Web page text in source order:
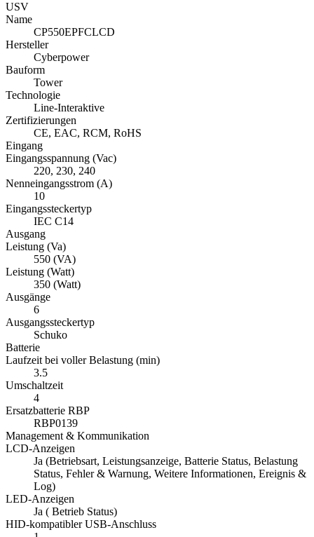
USV
Name
CP550EPFCLCD
Hersteller
Cyberpower
Bauform
Tower
Technologie
Line-Interaktive
Zertifizierungen
CE, EAC, RCM, RoHS
Eingang
Eingangsspannung (Vac)
220, 230, 240
Nenneingangsstrom (A)
10
Eingangssteckertyp
IEC C14
Ausgang
Leistung (Va)
550 (VA)
Leistung (Watt)
350 (Watt)
Ausgänge
6
Ausgangssteckertyp
Schuko
Batterie
Laufzeit bei voller Belastung (min)
3.5
Umschaltzeit
4
Ersatzbatterie RBP
RBP0139
Management & Kommunikation
LCD-Anzeigen
Ja (Betriebsart, Leistungsanzeige, Batterie Status, Belastung
Status, Fehler & Warnung, Weitere Informationen, Ereignis &
Log)
LED-Anzeigen
Ja ( Betrieb Status)
HID-kompatibler USB-Anschluss